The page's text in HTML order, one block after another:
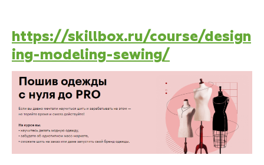
https://skillbox.ru/course/design
ing-modeling-sewing/